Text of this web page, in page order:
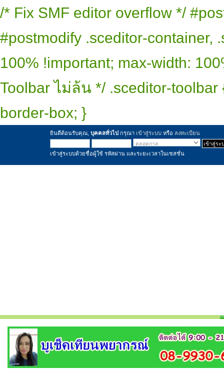
/* Fix SMF editor overflow */
#postmodify .sceditor-container,
100% !important; max-width:
Toolbar ไม่ล้น */ .sceditor-
border-box; }
ยินดีต้อนรับคุณ, บุคคลทั่วไป กรุณา เข้าสู่ระบบ หรือ ลงทะเบียน
เข้าสู่ระบบด้วยชื่อผู้ใช้ รหัสผ่าน และระยะเวลาในเซสชั่น